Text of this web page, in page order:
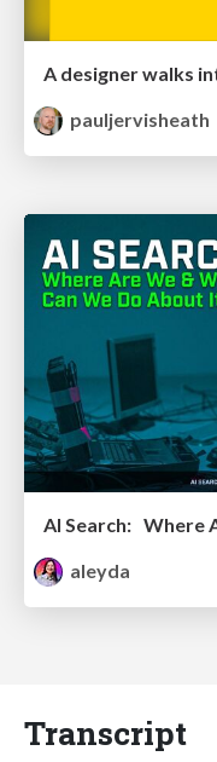
A designer walks
pauljervisheath
aleyda
Transcript